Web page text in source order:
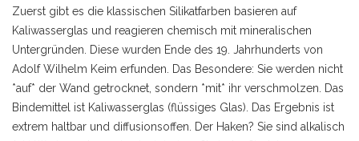
Zuerst gibt es die klassischen Silikatfarben basieren auf
Kaliwasserglas und reagieren chemisch mit mineralischen
Untergründen
Diese wurden Ende des 19. Jahrhunderts von
Adolf Wilhelm Keim erfunden. Das Besondere: Sie werden nicht
*auf* der Wand getrocknet, sondern *mit* ihr verschmolzen. Das
Bindemittel ist Kaliwasserglas (flüssiges Glas). Das Ergebnis ist
extrem haltbar und diffusionsoffen. Der Haken? Sie sind alkalisch